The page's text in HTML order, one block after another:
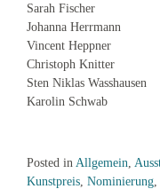
Sarah Fischer
Johanna Herrmann
Vincent Heppner
Christoph Knitter
Sten Niklas Wasshausen
Karolin Schwab
Posted in Allgemein
Kunstpreis Nominierung